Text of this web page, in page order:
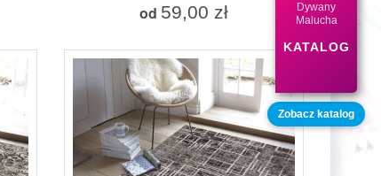
od 59,00 zł
Więcej
W magazynie
Dodaj do porównania
Dywany
Malucha
KATALOG
Zobacz katalog